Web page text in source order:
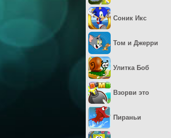
Соник Икс
Том и Джерри
Улитка Боб
Взорви это
Пираньи